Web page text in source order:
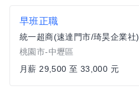
早班正職
統一超商(速達門市/琦昊企業社)
桃園市-中壢區
月薪 29,500 至 33,000 元